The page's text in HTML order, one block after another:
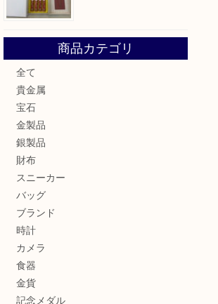
商品カテゴリ
全て
貴金属
宝石
金製品
銀製品
財布
スニーカー
バッグ
ブランド
時計
カメラ
食器
金貨
記念メダル